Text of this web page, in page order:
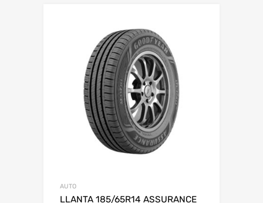
AUTO
LLANTA 185/65R14 ASSURANCE